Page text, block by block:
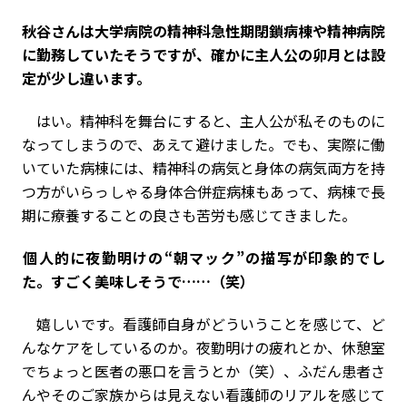
――秋谷さんは大学病院の精神科急性期閉鎖病棟や精神病院
に勤務していたそうですが、確かに主人公の卯月とは設
定が少し違います。
はい。精神科を舞台にすると、主人公が私そのものに
なってしまうので、あえて避けました。でも、実際に働
いていた病棟には、精神科の病気と身体の病気両方を持
つ方がいらっしゃる身体合併症病棟もあって、病棟で長
期に療養することの良さも苦労も感じてきました。
――個人的に夜勤明けの“朝マック”の描写が印象的でし
た。すごく美味しそうで……（笑）
嬉しいです。看護師自身がどういうことを感じて、ど
んなケアをしているのか。夜勤明けの疲れとか、休憩室
でちょっと医者の悪口を言うとか（笑）、ふだん患者さ
んやそのご家族からは見えない看護師のリアルを感じて